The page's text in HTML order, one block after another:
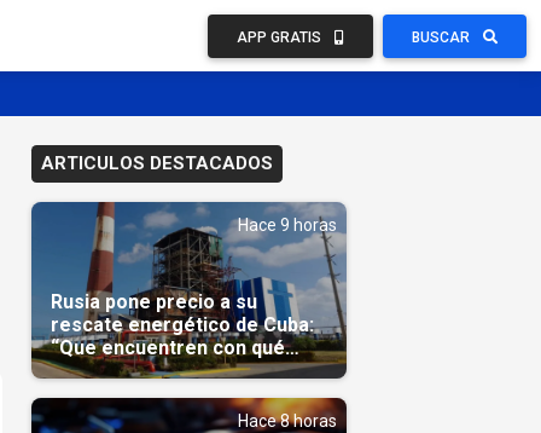
APP GRATIS BUSCAR
ARTICULOS DESTACADOS
Hace 9 horas
Rusia pone precio a su
rescate energético de Cuba:
“Que encuentren con qué
pagarnos”
Hace 8 horas